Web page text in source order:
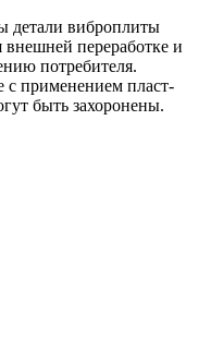
детали виброплиты
переработке и
потребителя.
с применением пласт­
быть захоронены.